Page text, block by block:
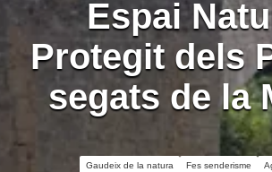
Espai
Protegit dels
segats de la
Gaudeix de la natura Fes senderisme